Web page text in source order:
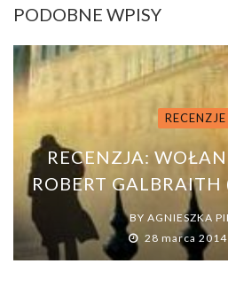
PODOBNE WPISY
RECENZJE
RECENZJA:
ROBERT
BY AGNIESZKA
28 marca 2014